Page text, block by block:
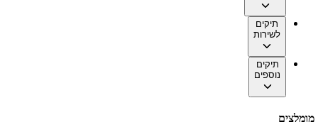
תיקים
לשירות
תיקים
נוספים
מומלצים